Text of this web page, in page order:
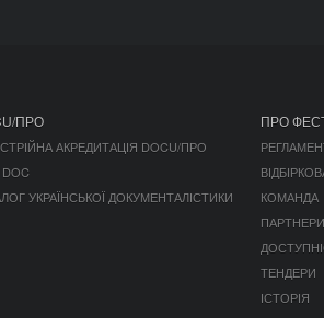
ПРО
АКРЕДИТАЦІЯ DOCU/ПРО
DOC
УКРАЇНСЬКОЇ ДОКУМЕНТАЛІСТИКИ
ПРО
КОМАНДА
ПАРТНЕРИ
ТЕНДЕРИ
ІСТОРІЯ